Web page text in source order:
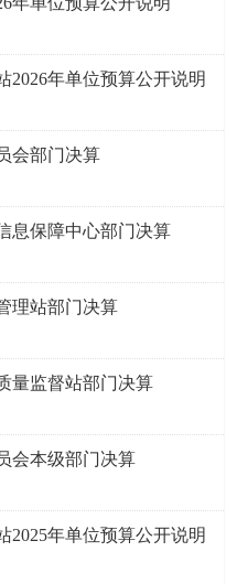
2026年单位预算公开说明
会部门决算
息保障中心部门决算
理站部门决算
量监督站部门决算
会本级部门决算
2025年单位预算公开说明